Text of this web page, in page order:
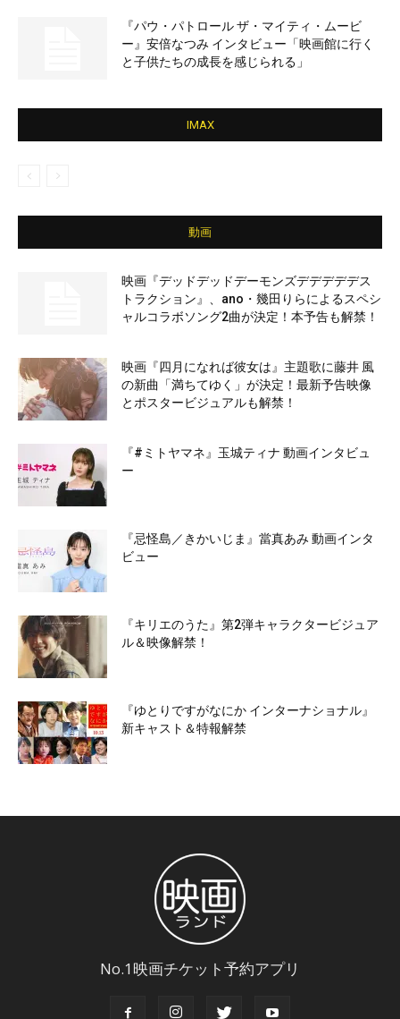
『パウ・パトロール ザ・マイティ・ムービ
ー』安倍なつみ インタビュー「映画館に行く
と子供たちの成長を感じられる」
IMAX
動画
映画『デッドデッドデーモンズデデデデデス
トラクション』、ano・幾田りらによるスペシ
ャルコラボソング2曲が決定！本予告も解禁！
映画『四月になれば彼女は』主題歌に藤井 風
の新曲「満ちてゆく」が決定！最新予告映像
とポスタービジュアルも解禁！
『#ミトヤマネ』玉城ティナ 動画インタビュ
ー
『忌怪島／きかいじま』當真あみ 動画インタ
ビュー
『キリエのうた』第2弾キャラクタービジュア
ル＆映像解禁！
『ゆとりですがなにか インターナショナル』
新キャスト＆特報解禁
No.1映画チケット予約アプリ